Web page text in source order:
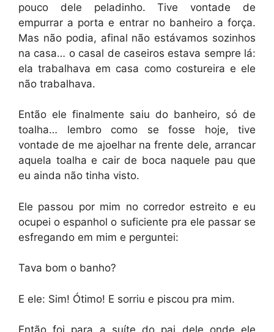
pouco dele peladinho. Tive vontade de
empurrar a porta e entrar no banheiro a força.
Mas não podia, afinal não estávamos sozinhos
na casa… o casal de caseiros estava sempre lá:
ela trabalhava em casa como costureira e ele
não trabalhava.
Então ele finalmente saiu do banheiro, só de
toalha… lembro como se fosse hoje, tive
vontade de me ajoelhar na frente dele, arrancar
aquela toalha e cair de boca naquele pau que
eu ainda não tinha visto.
Ele passou por mim no corredor estreito e eu
ocupei o espanhol o suficiente pra ele passar se
esfregando em mim e perguntei:
Tava bom o banho?
E ele: Sim! Ótimo! E sorriu e piscou pra mim.
Então foi para a suíte do pai dele onde ele